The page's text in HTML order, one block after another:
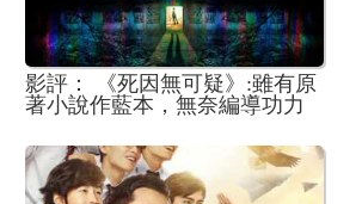
影評： 《死因無可疑》:雖有原
著小說作藍本，無奈編導功力